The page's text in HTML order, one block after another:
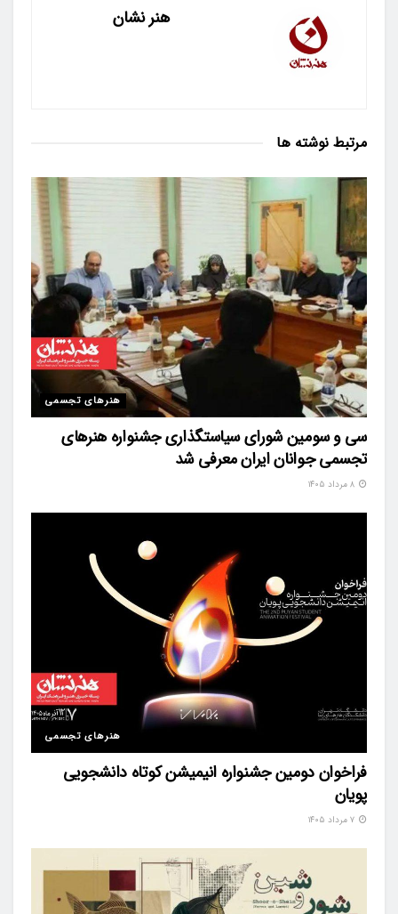
هنر نشان
مرتبط نوشته ها
هنرهای تجسمی
سی و سومین شورای سیاستگذاری جشنواره هنرهای
تجسمی جوانان ایران معرفی شد
هنرهای تجسمی
فراخوان دومین جشنواره انیمیشن کوتاه دانشجویی
پویان